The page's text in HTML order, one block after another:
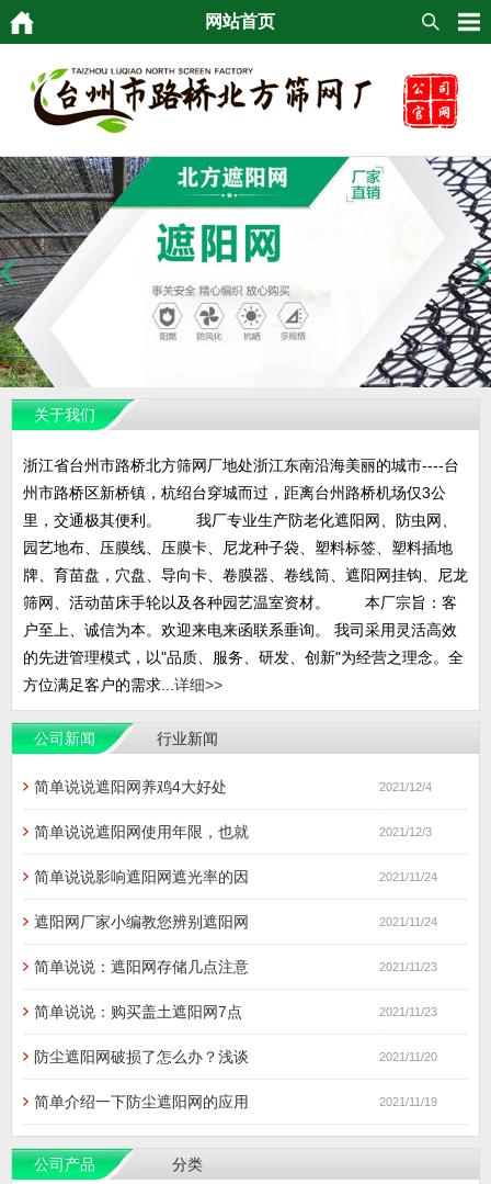
网站首页
关于我们
浙江省台州市路桥北方筛网厂地处浙江东南沿海美丽的城市----台
州市路桥区新桥镇，杭绍台穿城而过，距离台州路桥机场仅3公
里，交通极其便利。 我厂专业生产防老化遮阳网、防虫网、
园艺地布、压膜线、压膜卡、尼龙种子袋、塑料标签、塑料插地
牌、育苗盘，穴盘、导向卡、卷膜器、卷线筒、遮阳网挂钩、尼龙
筛网、活动苗床手轮以及各种园艺温室资材。 本厂宗旨：客
户至上、诚信为本。欢迎来电来函联系垂询。 我司采用灵活高效
的先进管理模式，以"品质、服务、研发、创新"为经营之理念。全
方位满足客户的需求... 详细>>
公司新闻 行业新闻
简单说说遮阳网养鸡4大好处 2021/12/4
简单说说遮阳网使用年限，也就 2021/12/3
简单说说影响遮阳网遮光率的因 2021/11/24
遮阳网厂家小编教您辨别遮阳网 2021/11/24
简单说说：遮阳网存储几点注意 2021/11/23
简单说说：购买盖土遮阳网7点 2021/11/23
防尘遮阳网破损了怎么办？浅谈 2021/11/20
简单介绍一下防尘遮阳网的应用 2021/11/19
公司产品 分类